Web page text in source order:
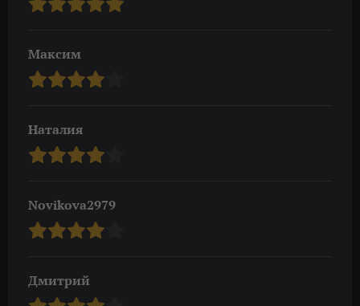
Максим
Наталия
Novikova2979
Дмитрий